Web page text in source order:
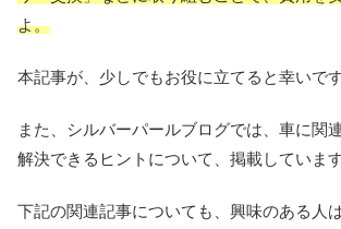
よ。
本記事が、少しでもお役に立てると幸いです
また、シルバーパールブログでは、車に関
解決できるヒントについて、掲載しています
下記の関連記事についても、興味のある人